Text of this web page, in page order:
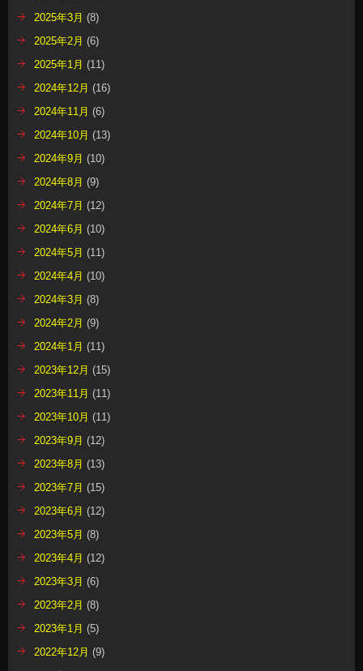
2025年3月 (8)
2025年2月 (6)
2025年1月 (11)
2024年12月 (16)
2024年11月 (6)
2024年10月 (13)
2024年9月 (10)
2024年8月 (9)
2024年7月 (12)
2024年6月 (10)
2024年5月 (11)
2024年4月 (10)
2024年3月 (8)
2024年2月 (9)
2024年1月 (11)
2023年12月 (15)
2023年11月 (11)
2023年10月 (11)
2023年9月 (12)
2023年8月 (13)
2023年7月 (15)
2023年6月 (12)
2023年5月 (8)
2023年4月 (12)
2023年3月 (6)
2023年2月 (8)
2023年1月 (5)
2022年12月 (9)